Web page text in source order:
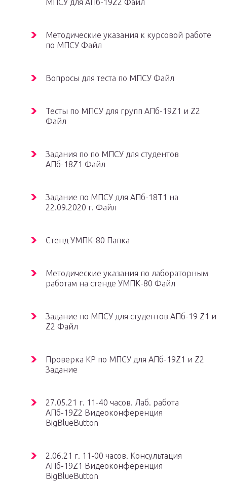
МПСУ для АПб-19Z2 Файл
Методические указания к курсовой работе
по МПСУ Файл
Вопросы для теста по МПСУ Файл
Тесты по МПСУ для групп АПб-19Z1 и Z2
Файл
Задания по по МПСУ для студентов
АПб-18Z1 Файл
Задание по МПСУ для АПб-18Т1 на
22.09.2020 г. Файл
Стенд УМПК-80 Папка
Методические указания по лабораторным
работам на стенде УМПК-80 Файл
Задание по МПСУ для студентов АПб-19 Z1 и
Z2 Файл
Проверка КР по МПСУ для АПб-19Z1 и Z2
Задание
27.05.21 г. 11-40 часов. Лаб. работа
АПб-19Z2 Видеоконференция
BigBlueButton
2.06.21 г. 11-00 часов. Консультация
АПб-19Z1 Видеоконференция
BigBlueButton